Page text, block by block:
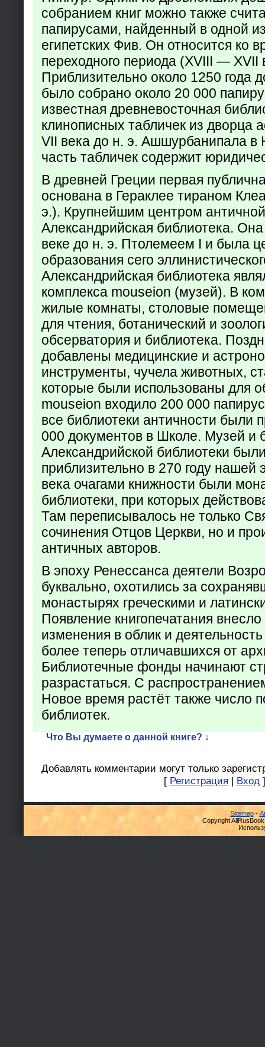
собранием книг можно также
папирусами, найденный в одной
египетских Фив. Он относится ко
переходного периода (XVIII — XVII
Приблизительно около 1250 года
было собрано около 20 000
известная древневосточная
клинописных табличек из дворца
VII века до н. э. Ашшурбанипала в
часть табличек содержит
В древней Греции первая
основана в Гераклее тираном
э.). Крупнейшим центром
Александрийская библиотека.
веке до н. э. Птолемеем I и была
образования сего
Александрийская библиотека
комплекса mouseion (музей). В
жилые комнаты, столовые
для чтения, ботанический и
обсерватория и библиотека.
добавлены медицинские и
инструменты, чучела животных,
которые были использованы для
mouseion входило 200 000
все библиотеки античности были
000 документов в Школе. Музей и
Александрийской библиотеки
приблизительно в 270 году
века очагами книжности были
библиотеки, при которых
Там переписывалось не только
сочинения Отцов Церкви, но и
античных авторов.
В эпоху Ренессанса деятели
буквально, охотились за
монастырях греческими и
Появление книгопечатания
изменения в облик и
более теперь отличавшихся от
Библиотечные фонды начинают
разрастаться. С
Новое время растёт также число
библиотек.
Что Вы думаете о данной книге? ↓
Добавлять комментарии могут только
[ Регистрация | Вход ]
Sitemap-
Copyright